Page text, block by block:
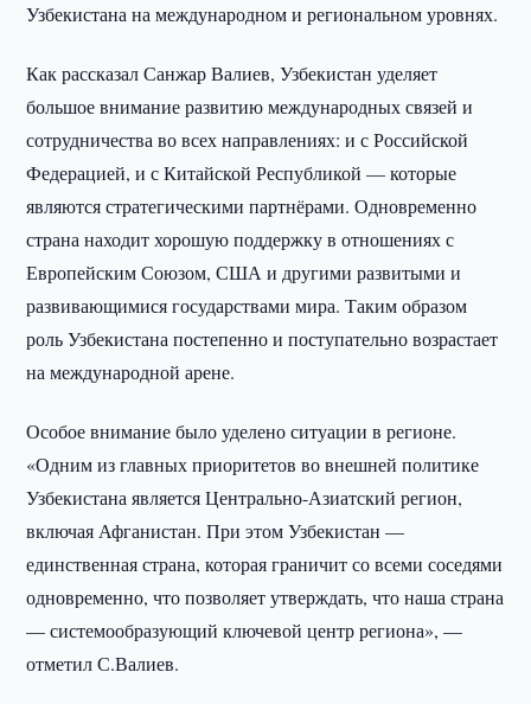
Узбекистана на международном и региональном уровнях.
Как рассказал Санжар Валиев, Узбекистан уделяет
большое внимание развитию международных связей и
сотрудничества во всех направлениях: и с Российской
Федерацией, и с Китайской Республикой — которые
являются стратегическими партнёрами. Одновременно
страна находит хорошую поддержку в отношениях с
Европейским Союзом, США и другими развитыми и
развивающимися государствами мира. Таким образом
роль Узбекистана постепенно и поступательно возрастает
на международной арене.
Особое внимание было уделено ситуации в регионе.
«Одним из главных приоритетов во внешней политике
Узбекистана является Центрально-Азиатский регион,
включая Афганистан. При этом Узбекистан —
единственная страна, которая граничит со всеми соседями
одновременно, что позволяет утверждать, что наша страна
— системообразующий ключевой центр региона», —
отметил С.Валиев.